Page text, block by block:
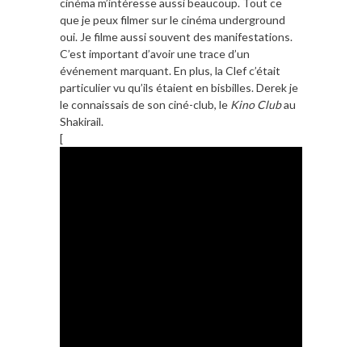
cinéma m’intéresse aussi beaucoup. Tout ce
que je peux filmer sur le cinéma underground
oui. Je filme aussi souvent des manifestations.
C’est important d’avoir une trace d’un
événement marquant. En plus, la Clef c’était
particulier vu qu’ils étaient en bisbilles. Derek je
le connaissais de son ciné-club, le Kino Clubau
Shakirail.
[